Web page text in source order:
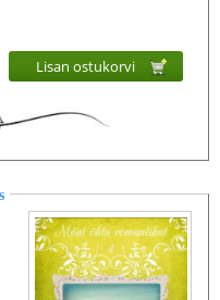
Lisan ostukorvi